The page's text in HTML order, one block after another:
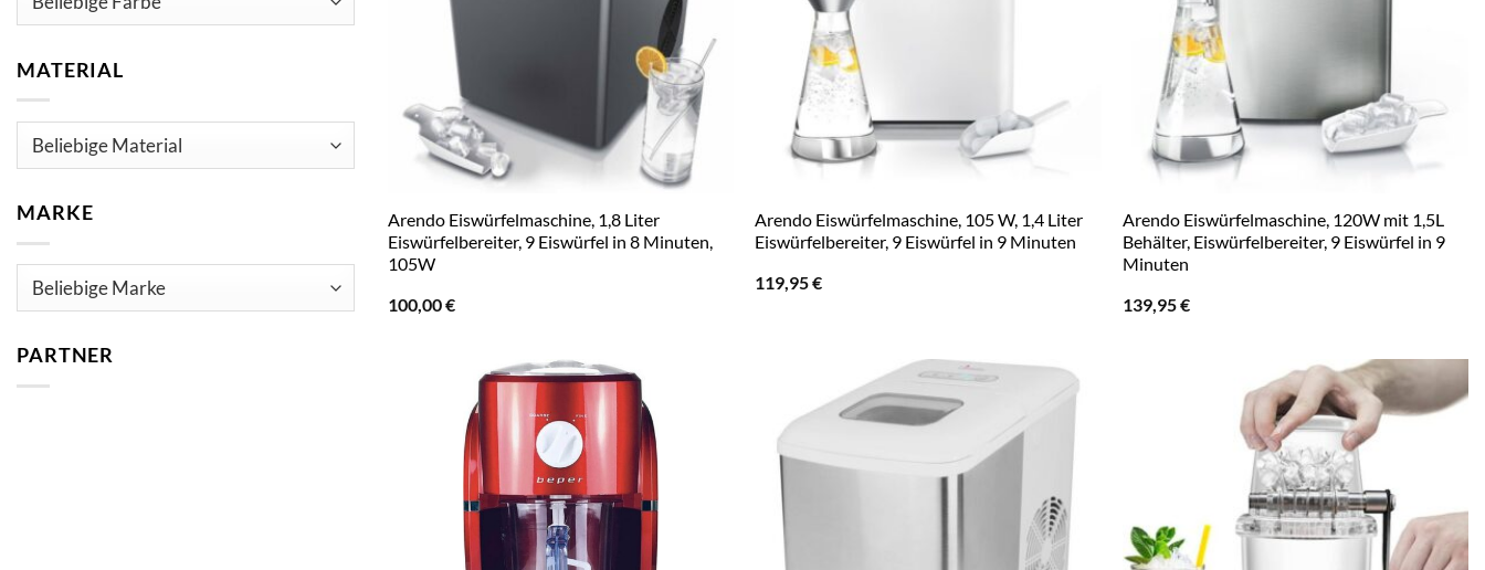
MATERIAL
MARKE
PARTNER
Arendo Eiswürfelmaschine, 1,8 Liter
Eiswürfelbereiter, 9 Eiswürfel in 8 Minuten,
105W
100,00€
Arendo Eiswürfelmaschine, 105 W, 1,4 Liter
Eiswürfelbereiter, 9 Eiswürfel in 9 Minuten
119,95€
Arendo Eiswürfelmaschine, 120W mit 1,5L
Behälter, Eiswürfelbereiter, 9 Eiswürfel in 9
Minuten
139,95€